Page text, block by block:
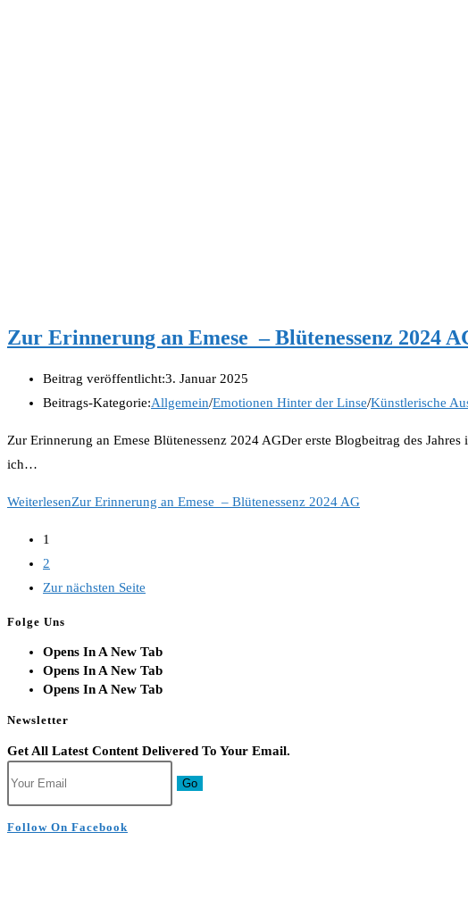
Zur Erinnerung an Emese – Blütenessenz 2024
Beitrag veröffentlicht:3. Januar 2025
Beitrags-Kategorie:Allgemein/Emotionen Hinter der Linse/Künstlerische
Zur Erinnerung an Emese Blütenessenz 2024 AGDer erste Blogbeitrag des
ich…
WeiterlesenZur Erinnerung an Emese – Blütenessenz 2024 AG
1
2
Zur nächsten Seite
Folge Uns
Opens In A New Tab
Opens In A New Tab
Opens In A New Tab
Newsletter
Get All Latest Content Delivered To Your Email.
Go
Follow On Facebook